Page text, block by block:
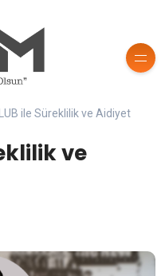
ile Süreklilik ve Aidiyet
ve